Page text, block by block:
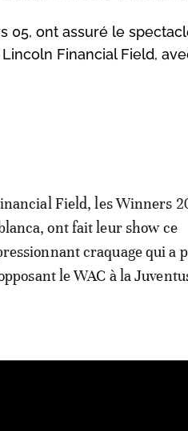
05, ont assuré le
Financial Field,
Field, les Winners
ont fait leur show ce
craquage qui a
le WAC à la